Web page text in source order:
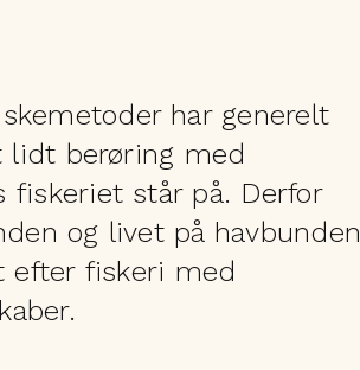
har generelt
lidt berøring med
fiskeriet står på. Derfor
og livet på havbunden
fiskeri med